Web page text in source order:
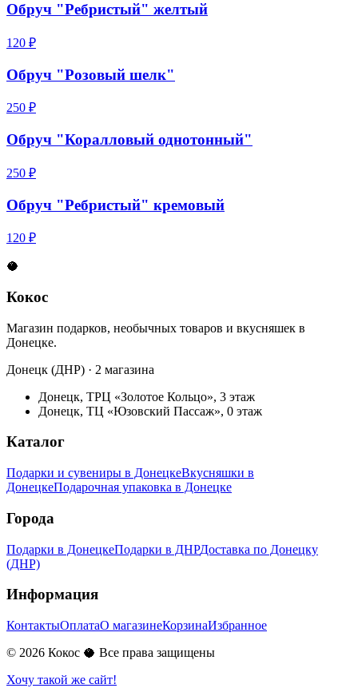
Обруч "Ребристый" желтый
120 ₽
Обруч "Розовый шелк"
250 ₽
Обруч "Коралловый однотонный"
250 ₽
Обруч "Ребристый" кремовый
120 ₽
🥥
Кокос
Магазин подарков, необычных товаров и вкусняшек в
Донецке.
Донецк (ДНР) · 2 магазина
Донецк, ТРЦ «Золотое Кольцо», 3 этаж
Донецк, ТЦ «Юзовский Пассаж», 0 этаж
Каталог
Подарки и сувениры в ДонецкеВкусняшки в
ДонецкеПодарочная упаковка в Донецке
Города
Подарки в ДонецкеПодарки в ДНРДоставка по Донецку
(ДНР)
Информация
КонтактыОплатаО магазинеКорзинаИзбранное
© 2026 Кокос 🥥 Все права защищены
Хочу такой же сайт!